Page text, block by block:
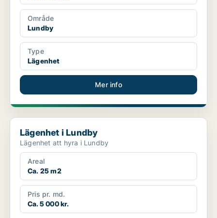
Område
Lundby
Type
Lägenhet
Mer info
Lägenhet i Lundby
Lägenhet i Lundby
Lägenhet att hyra i Lundby
Areal
Ca. 25 m2
Pris pr. md.
Ca. 5 000 kr.